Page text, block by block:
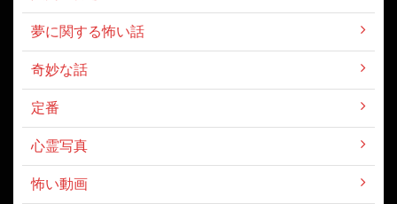
夢に関する怖い話
奇妙な話
定番
心霊写真
怖い動画